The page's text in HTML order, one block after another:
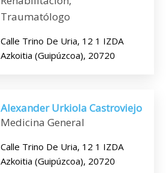
Traumatólogo
Calle Trino De Uria, 12 1 IZDA
Azkoitia (Guipúzcoa), 20720
Alexander Urkiola Castroviejo
Medicina General
Calle Trino De Uria, 12 1 IZDA
Azkoitia (Guipúzcoa), 20720